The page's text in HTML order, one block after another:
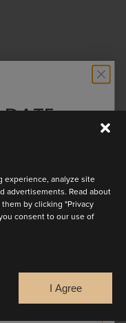
experience, analyze site
advertisements. Read about
by clicking "Privacy
consent to our use of
I Agree